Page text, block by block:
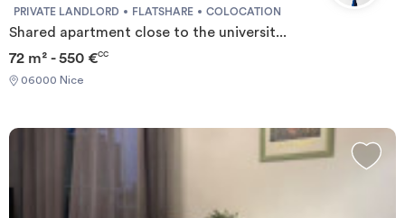
PRIVATE LANDLORD FLATSHARE COLOCATION
Shared apartment close to the universit...
72 m² - 550 €CC
06000 Nice